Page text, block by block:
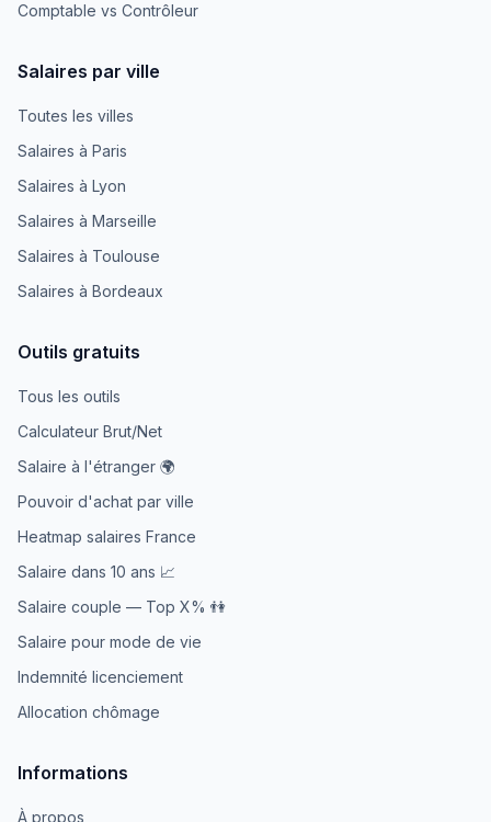
Comptable vs Contrôleur
Salaires par ville
Toutes les villes
Salaires à Paris
Salaires à Lyon
Salaires à Marseille
Salaires à Toulouse
Salaires à Bordeaux
Outils gratuits
Tous les outils
Calculateur Brut/Net
Salaire à l'étranger 🌍
Pouvoir d'achat par ville
Heatmap salaires France
Salaire dans 10 ans 📈
Salaire couple — Top X% 👫
Salaire pour mode de vie
Indemnité licenciement
Allocation chômage
Informations
À propos